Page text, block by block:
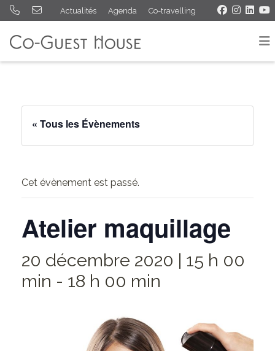
Actualités Agenda Co-travelling
« Tous les Évènements
Cet évènement est passé.
Atelier maquillage
20 décembre 2020 | 15 h 00
min - 18 h 00 min